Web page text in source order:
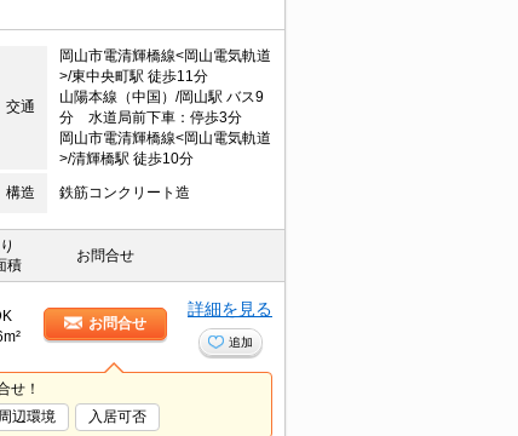
交通
岡山市電清輝橋線<岡山電気軌道
>/東中央町駅 徒歩11分
山陽本線（中国）/岡山駅 バス9
分 水道局前下車：停歩3分
岡山市電清輝橋線<岡山電気軌道
>/清輝橋駅 徒歩10分
構造 鉄筋コンクリート造
積
お問合せ
お問合せ
詳細を見る
追加
せ！
周辺環境 入居可否